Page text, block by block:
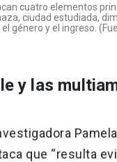
cuatro elementos
ciudad estudiada,
el género y el ingreso.
y las
que “resulta